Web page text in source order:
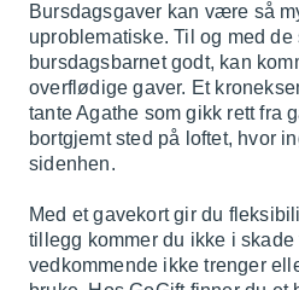
Bursdagsgaver kan være så
uproblematiske. Til og med de
bursdagsbarnet godt, kan
overflødige gaver. Et
tante Agathe som gikk rett fra
bortgjemt sted på loftet, hvor
sidenhen.
Med et gavekort gir du
tillegg kommer du ikke i skade
vedkommende ikke trenger